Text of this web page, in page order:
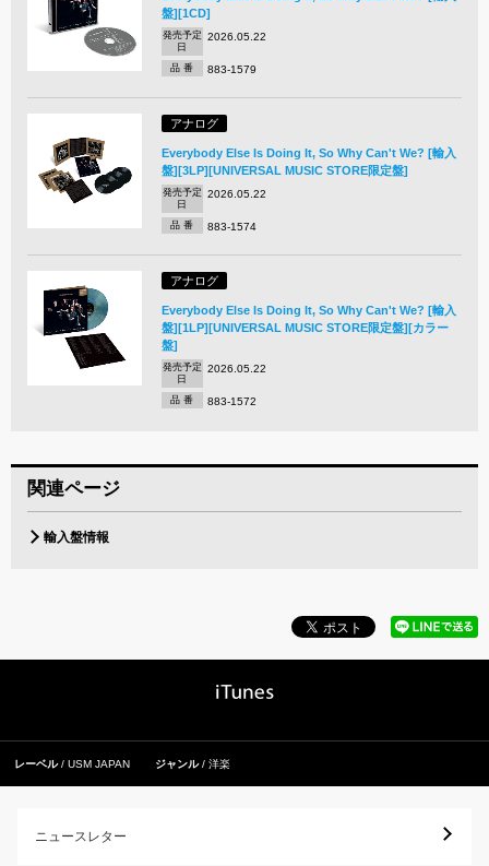
盤][1CD]
発売予定
日
2026.05.22
品 番 883-1579
アナログ
Everybody Else Is Doing It, So Why Can't We? [輸入
盤][3LP][UNIVERSAL MUSIC STORE限定盤]
発売予定
日
2026.05.22
品 番 883-1574
アナログ
Everybody Else Is Doing It, So Why Can't We? [輸入
盤][1LP][UNIVERSAL MUSIC STORE限定盤][カラー
盤]
発売予定
日
2026.05.22
品 番 883-1572
関連ページ
輸入盤情報
レーベル USM JAPAN ジャンル 洋楽
ニュースレター